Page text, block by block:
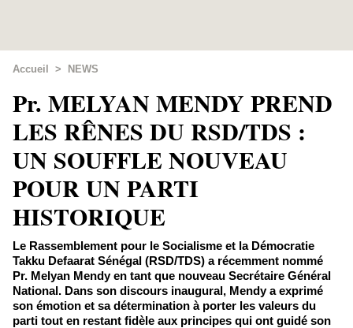
Accueil > NEWS
Pr. MELYAN MENDY PREND
LES RÊNES DU RSD/TDS :
UN SOUFFLE NOUVEAU
POUR UN PARTI
HISTORIQUE
Le Rassemblement pour le Socialisme et la Démocratie
Takku Defaarat Sénégal (RSD/TDS) a récemment nommé
Pr. Melyan Mendy en tant que nouveau Secrétaire Général
National. Dans son discours inaugural, Mendy a exprimé
son émotion et sa détermination à porter les valeurs du
parti tout en restant fidèle aux principes qui ont guidé son